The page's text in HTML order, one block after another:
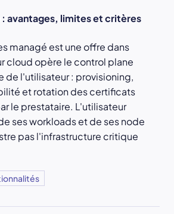
avantages, limites et critères
managé est une offre dans
cloud opère le control plane
de l'utilisateur : provisioning,
et rotation des certificats
le prestataire. L'utilisateur
ses workloads et de ses node
pas l'infrastructure critique